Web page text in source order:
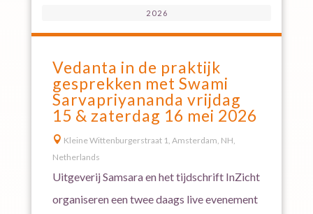
2026
Vedanta in de praktijk
gesprekken met Swami
Sarvapriyananda vrijdag
15 & zaterdag 16 mei 2026
 Kleine Wittenburgerstraat 1, Amsterdam, NH,
Netherlands
Uitgeverij Samsara en het tijdschrift InZicht
organiseren een twee daags live evenement